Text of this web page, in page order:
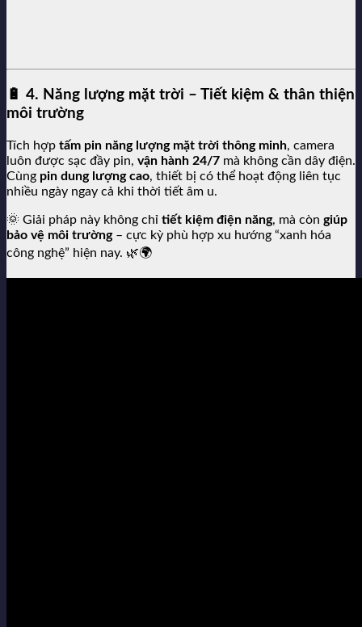
🔋 4. Năng lượng mặt trời – Tiết kiệm & thân thiện
môi trường
Tích hợp tấm pin năng lượng mặt trời thông minh, camera
luôn được sạc đầy pin, vận hành 24/7 mà không cần dây điện.
Cùng pin dung lượng cao, thiết bị có thể hoạt động liên tục
nhiều ngày ngay cả khi thời tiết âm u.
🌞 Giải pháp này không chỉ tiết kiệm điện năng, mà còn giúp
bảo vệ môi trường– cực kỳ phù hợp xu hướng “xanh hóa
công nghệ” hiện nay. 🌿🌍